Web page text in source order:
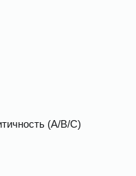
(A/B/C)